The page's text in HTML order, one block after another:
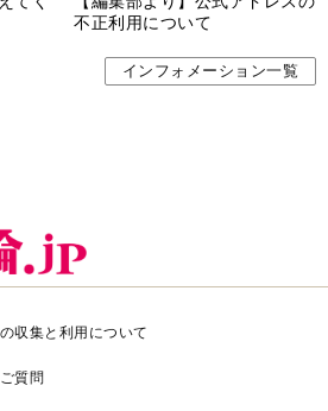
不正利用について
インフォメーション一覧
収集と利用について
質問